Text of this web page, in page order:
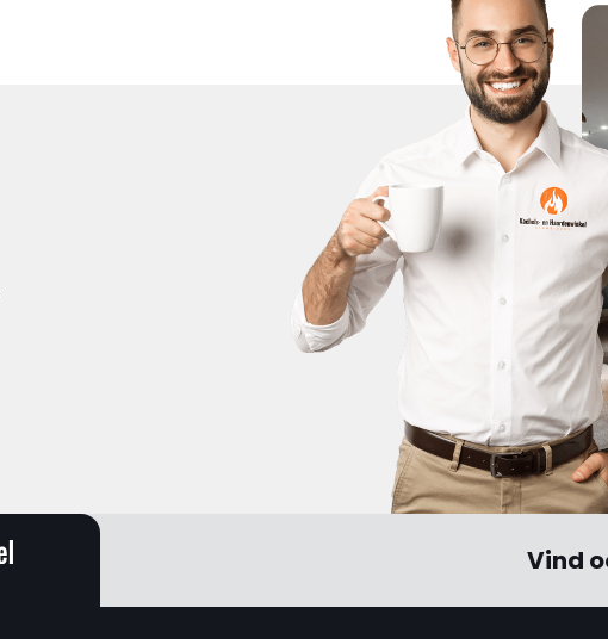
Vind